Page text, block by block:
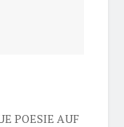
POESIE AUF